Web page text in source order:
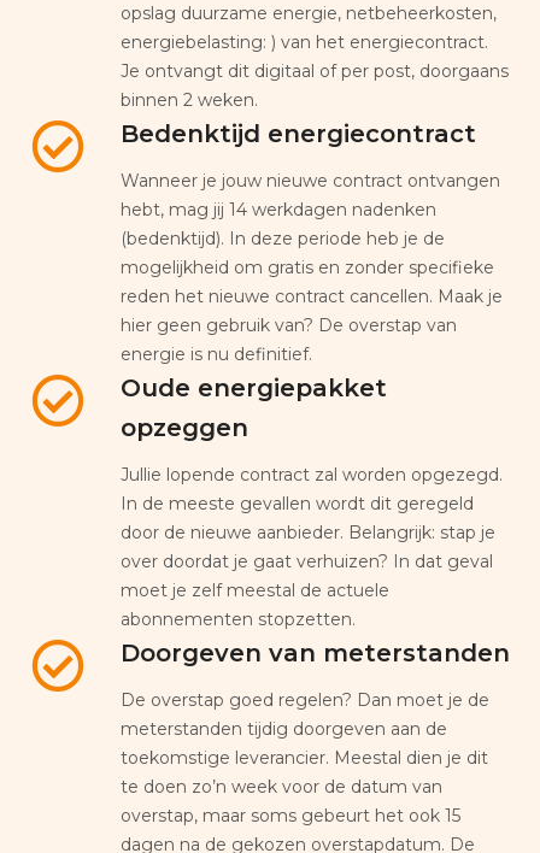
opslag duurzame energie, netbeheerkosten,
energiebelasting: ) van het energiecontract.
Je ontvangt dit digitaal of per post, doorgaans
binnen 2 weken.
Bedenktijd energiecontract
Wanneer je jouw nieuwe contract ontvangen
hebt, mag jij 14 werkdagen nadenken
(bedenktijd). In deze periode heb je de
mogelijkheid om gratis en zonder specifieke
reden het nieuwe contract cancellen. Maak je
hier geen gebruik van? De overstap van
energie is nu definitief.
Oude energiepakket
opzeggen
Jullie lopende contract zal worden opgezegd.
In de meeste gevallen wordt dit geregeld
door de nieuwe aanbieder. Belangrijk: stap je
over doordat je gaat verhuizen? In dat geval
moet je zelf meestal de actuele
abonnementen stopzetten.
Doorgeven van meterstanden
De overstap goed regelen? Dan moet je de
meterstanden tijdig doorgeven aan de
toekomstige leverancier. Meestal dien je dit
te doen zo’n week voor de datum van
overstap, maar soms gebeurt het ook 15
dagen na de gekozen overstapdatum. De